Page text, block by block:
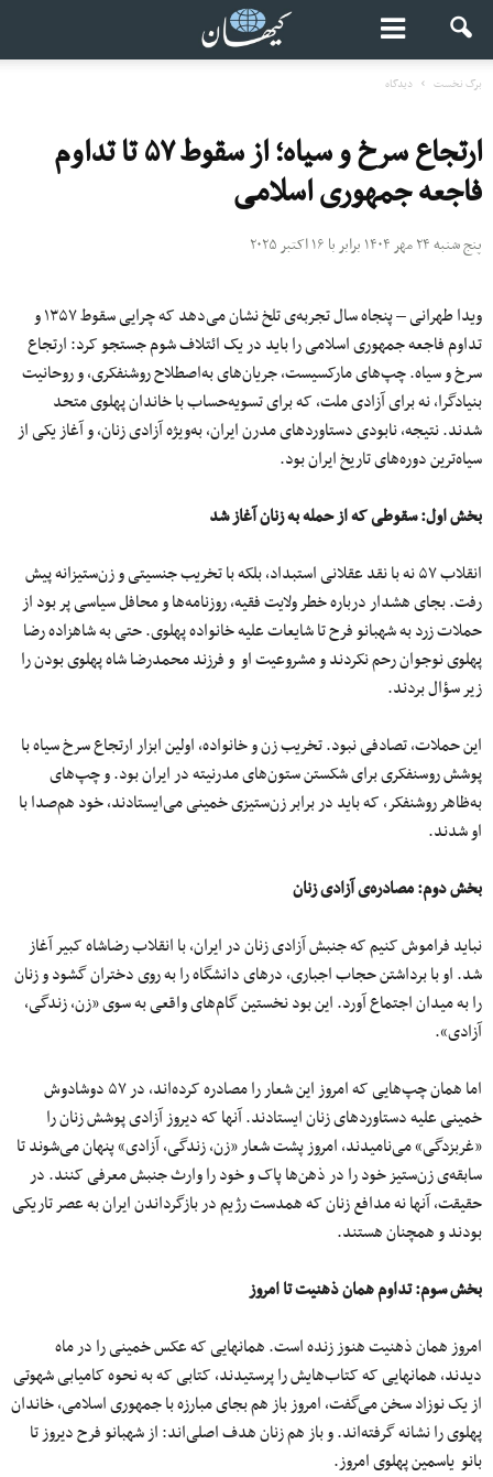
برگ نخست دیدگاه
ارتجاع سرخ و سیاه؛ از سقوط ۵۷ تا تداوم
فاجعه جمهوری اسلامی
پنج شنبه ۲۴ مهر ۱۴۰۴ برابر با ۱۶ اکتبر ۲۰۲۵
ویدا طهرانی – پنجاه سال تجربه‌ی تلخ نشان می‌دهد که چرایی سقوط ۱۳۵۷ و
تداوم فاجعه جمهوری اسلامی را باید در یک ائتلاف شوم جستجو کرد: ارتجاع
سرخ و سیاه. چپ‌های مارکسیست، جریان‌های به‌اصطلاح روشنفکری، و روحانیت
بنیادگرا، نه برای آزادی ملت، که برای تسویه‌حساب با خاندان پهلوی متحد
شدند. نتیجه، نابودی دستاوردهای مدرن ایران، به‌ویژه آزادی زنان، و آغاز یکی از
سیاه‌ترین دوره‌های تاریخ ایران بود.
بخش اول: سقوطی که از حمله به زنان آغاز شد
انقلاب ۵۷ نه با نقد عقلانی استبداد، بلکه با تخریب جنسیتی و زن‌ستیزانه پیش
رفت. بجای هشدار درباره خطر ولایت فقیه، روزنامه‌ها و محافل سیاسی پر بود از
حملات زرد به شهبانو فرح تا شایعات علیه خانواده پهلوی. حتی به شاهزاده رضا
پهلوی نوجوان رحم نکردند و مشروعیت او و فرزند محمدرضا شاه پهلوی بودن را
زیر سؤال بردند.
این حملات، تصادفی نبود. تخریب زن و خانواده، اولین ابزار ارتجاع سرخ سیاه با
پوشش روسنفکری برای شکستن ستون‌های مدرنیته در ایران بود. و چپ‌های
به‌ظاهر روشنفکر، که باید در برابر زن‌ستیزی خمینی می‌ایستادند، خود هم‌صدا با
او شدند.
بخش دوم: مصادره‌ی آزادی زنان
نباید فراموش کنیم که جنبش آزادی زنان در ایران، با انقلاب رضاشاه کبیر آغاز
شد. او با برداشتن حجاب اجباری، درهای دانشگاه را به روی دختران گشود و زنان
را به میدان اجتماع آورد. این بود نخستین گام‌های واقعی به سوی «زن، زندگی،
آزادی».
اما همان چپ‌هایی که امروز این شعار را مصادره کرده‌اند، در ۵۷ دوشادوش
خمینی علیه دستاوردهای زنان ایستادند. آنها که دیروز آزادی پوشش زنان را
«غربزدگی» می‌نامیدند، امروز پشت شعار «زن، زندگی، آزادی» پنهان می‌شوند تا
سابقه‌ی زن‌ستیز خود را در ذهن‌ها پاک و خود را وارث جنبش معرفی کنند. در
حقیقت، آنها نه مدافع زنان که همدست رژیم در بازگرداندن ایران به عصر تاریکی
بودند و همچنان هستند.
بخش سوم: تداوم همان ذهنیت تا امروز
امروز همان ذهنیت هنوز زنده است. همانهایی که عکس خمینی را در ماه
دیدند، همانهایی که کتاب‌هایش را پرستیدند، کتابی که به نحوه کامیابی شهوتی
از یک نوزاد سخن می‌گفت، امروز باز هم بجای مبارزه با جمهوری اسلامی، خاندان
پهلوی را نشانه گرفته‌اند. و باز هم زنان هدف اصلی‌اند: از شهبانو فرح دیروز تا
بانو یاسمین پهلوی امروز.